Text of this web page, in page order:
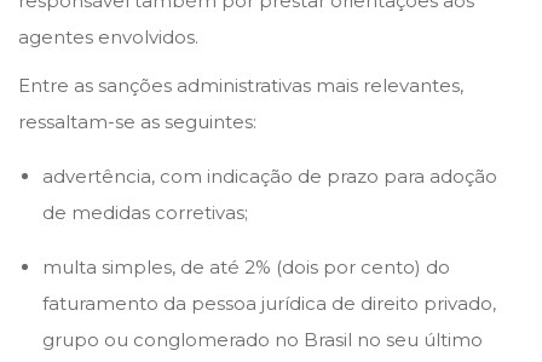
agentes envolvidos.
Entre as sanções administrativas mais relevantes,
ressaltam-se as seguintes:
advertência, com indicação de prazo para adoção
de medidas corretivas;
multa simples, de até 2% (dois por cento) do
faturamento da pessoa jurídica de direito privado,
grupo ou conglomerado no Brasil no seu último